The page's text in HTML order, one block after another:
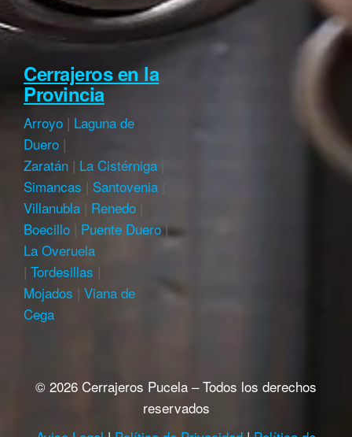
Cerrajeros en la
Provincia
Arroyo | Laguna de
Duero |
Zaratán | La Cistérniga
Simancas | Santovenia
Villanubla | Renedo
Boecillo | Puente Duero|
La Overuela
| Tordesillas |
Mojados | Viana de
Cega
© 2026 Cerrajeros Pucela – Todos los derechos
reservados